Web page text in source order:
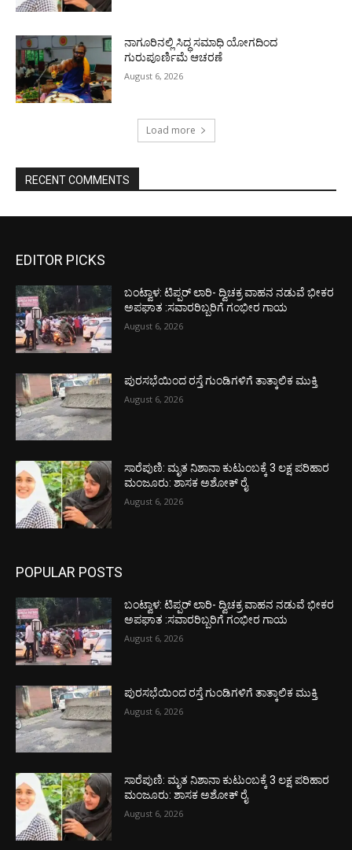
ನಾಗೂರಿನಲ್ಲಿ ಸಿದ್ಧ ಸಮಾಧಿ ಯೋಗದಿಂದ
ಗುರುಪೂರ್ಣಿಮೆ ಆಚರಣೆ
August 6, 2026
Load more
RECENT COMMENTS
EDITOR PICKS
ಬಂಟ್ವಾಳ: ಟಿಪ್ಪರ್ ಲಾರಿ- ದ್ವಿಚಕ್ರ ವಾಹನ ನಡುವೆ ಭೀಕರ
ಅಪಘಾತ :ಸವಾರರಿಬ್ಬರಿಗೆ ಗಂಭೀರ ಗಾಯ
August 6, 2026
ಪುರಸಭೆಯಿಂದ ರಸ್ತೆ ಗುಂಡಿಗಳಿಗೆ ತಾತ್ಕಾಲಿಕ ಮುಕ್ತಿ
August 6, 2026
ಸಾರೆಪುಣಿ: ಮೃತ ನಿಶಾನಾ ಕುಟುಂಬಕ್ಕೆ 3 ಲಕ್ಷ ಪರಿಹಾರ
ಮಂಜೂರು: ಶಾಸಕ ಅಶೋಕ್ ರೈ
August 6, 2026
POPULAR POSTS
ಬಂಟ್ವಾಳ: ಟಿಪ್ಪರ್ ಲಾರಿ- ದ್ವಿಚಕ್ರ ವಾಹನ ನಡುವೆ ಭೀಕರ
ಅಪಘಾತ :ಸವಾರರಿಬ್ಬರಿಗೆ ಗಂಭೀರ ಗಾಯ
August 6, 2026
ಪುರಸಭೆಯಿಂದ ರಸ್ತೆ ಗುಂಡಿಗಳಿಗೆ ತಾತ್ಕಾಲಿಕ ಮುಕ್ತಿ
August 6, 2026
ಸಾರೆಪುಣಿ: ಮೃತ ನಿಶಾನಾ ಕುಟುಂಬಕ್ಕೆ 3 ಲಕ್ಷ ಪರಿಹಾರ
ಮಂಜೂರು: ಶಾಸಕ ಅಶೋಕ್ ರೈ
August 6, 2026